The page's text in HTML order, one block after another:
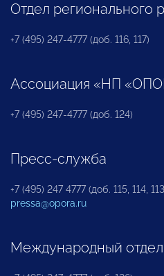
Отдел регионального
+7 (495) 247-4777 (доб. 116, 117)
Ассоциация «НП
+7 (495) 247-4777 (доб. 124)
Пресс-служба
+7 (495) 247 4777 (доб. 115, 114,
pressa@opora.ru
Международный